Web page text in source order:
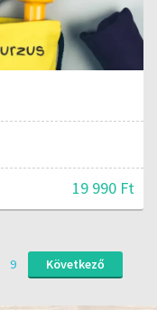
19 990 Ft
9 Következő